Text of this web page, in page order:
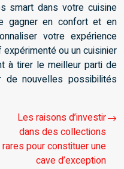
smart dans votre cuisine
gagner en confort et en
votre expérience
ou un cuisinier
à tirer le meilleur parti de
nouvelles possibilités
Les raisons d’investir
dans des collections
rares pour constituer une
cave d’exception